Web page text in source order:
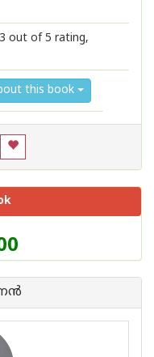
3 out of 5 rating,
this book